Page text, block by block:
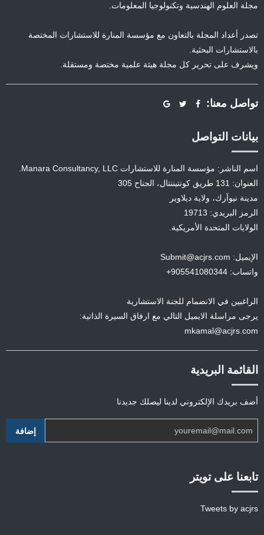
مجلة العلوم الهندسية وتكنولوجيا المعلومات.
تصدر أعداد المجلة بالتعاون مع مؤسسة المنارة للاستشارات المختصة
بالاستشارات البحثية.
ويشرف على تحرير كل مجلة هيئة علمية مختصة ومستقلة.
تواصل معنا:
بيانات التواصل
اسم الناشر: مؤسسة المنارة للاستشارات Manara Consultancy, LLC.
العنوان: 131 طريق كونتيننتال، الجناح 305
مدينة نيوآرك، ولاية ديلاوير
الرمز البريدي: 19713
الولايات المتحدة الأمريكية.
الإيميل: Submit@acjrs.com
واتساب: 905541080344+
الراغبين في الانضمام للجنة الاستشارية
يرجى مراسلة الايميل التالي مع ارفاق السيرة الذاتية:
mkamal@acjrs.com
القائمة البريدية
أضف بريدك الإلكتروني لدينا ليصلك جديدنا
تابعنا على تويتر
Tweets by acjrs